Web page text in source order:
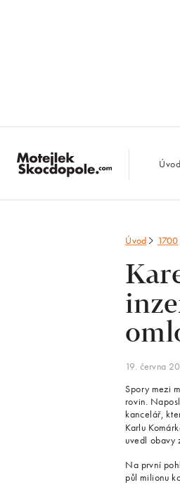
Úvod
Úvod 1700
19. června
Spory mezi
rovin.
kancelář,
Karlu
uvedl obavy
Na první
půl milionu